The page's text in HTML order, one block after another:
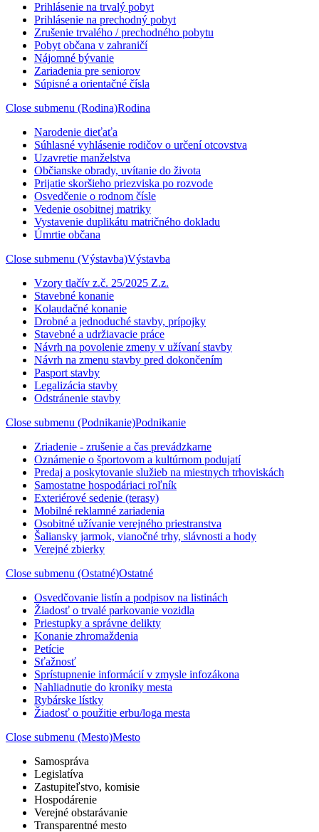
Prihlásenie na trvalý pobyt
Prihlásenie na prechodný pobyt
Zrušenie trvalého / prechodného pobytu
Pobyt občana v zahraničí
Nájomné bývanie
Zariadenia pre seniorov
Súpisné a orientačné čísla
Close submenu (Rodina)Rodina
Narodenie dieťaťa
Súhlasné vyhlásenie rodičov o určení otcovstva
Uzavretie manželstva
Občianske obrady, uvítanie do života
Prijatie skoršieho priezviska po rozvode
Osvedčenie o rodnom čísle
Vedenie osobitnej matriky
Vystavenie duplikátu matričného dokladu
Úmrtie občana
Close submenu (Výstavba)Výstavba
Vzory tlačív z.č. 25/2025 Z.z.
Stavebné konanie
Kolaudačné konanie
Drobné a jednoduché stavby, prípojky
Stavebné a udržiavacie práce
Návrh na povolenie zmeny v užívaní stavby
Návrh na zmenu stavby pred dokončením
Pasport stavby
Legalizácia stavby
Odstránenie stavby
Close submenu (Podnikanie)Podnikanie
Zriadenie - zrušenie a čas prevádzkarne
Oznámenie o športovom a kultúrnom podujatí
Predaj a poskytovanie služieb na miestnych trhoviskách
Samostatne hospodáriaci roľník
Exteriérové sedenie (terasy)
Mobilné reklamné zariadenia
Osobitné užívanie verejného priestranstva
Šaliansky jarmok, vianočné trhy, slávnosti a hody
Verejné zbierky
Close submenu (Ostatné)Ostatné
Osvedčovanie listín a podpisov na listinách
Žiadosť o trvalé parkovanie vozidla
Priestupky a správne delikty
Konanie zhromaždenia
Petície
Sťažnosť
Sprístupnenie informácií v zmysle infozákona
Nahliadnutie do kroniky mesta
Rybárske lístky
Žiadosť o použitie erbu/loga mesta
Close submenu (Mesto)Mesto
Samospráva
Legislatíva
Zastupiteľstvo, komisie
Hospodárenie
Verejné obstarávanie
Transparentné mesto